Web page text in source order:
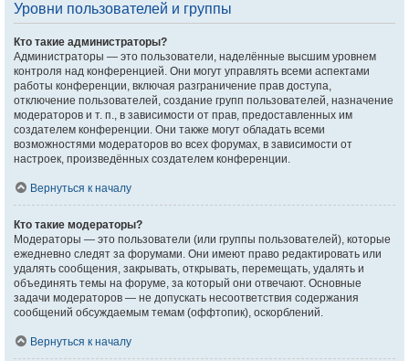
Уровни пользователей и группы
Кто такие администраторы?
Администраторы — это пользователи, наделённые высшим уровнем
контроля над конференцией. Они могут управлять всеми аспектами
работы конференции, включая разграничение прав доступа,
отключение пользователей, создание групп пользователей, назначение
модераторов и т. п., в зависимости от прав, предоставленных им
создателем конференции. Они также могут обладать всеми
возможностями модераторов во всех форумах, в зависимости от
настроек, произведённых создателем конференции.
Вернуться к началу
Кто такие модераторы?
Модераторы — это пользователи (или группы пользователей), которые
ежедневно следят за форумами. Они имеют право редактировать или
удалять сообщения, закрывать, открывать, перемещать, удалять и
объединять темы на форуме, за который они отвечают. Основные
задачи модераторов — не допускать несоответствия содержания
сообщений обсуждаемым темам (оффтопик), оскорблений.
Вернуться к началу